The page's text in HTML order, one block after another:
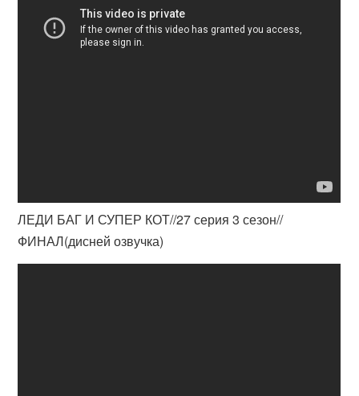
ЛЕДИ БАГ И СУПЕР КОТ//27 серия 3 сезон//
ФИНАЛ(дисней озвучка)